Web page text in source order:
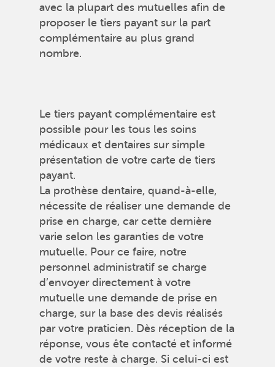
avec la plupart des mutuelles afin de
proposer le tiers payant sur la part
complémentaire au plus grand
nombre.
Le tiers payant complémentaire est
possible pour les tous les soins
médicaux et dentaires sur simple
présentation de votre carte de tiers
payant.
La prothèse dentaire, quand-à-elle,
nécessite de réaliser une demande de
prise en charge, car cette dernière
varie selon les garanties de votre
mutuelle. Pour ce faire, notre
personnel administratif se charge
d’envoyer directement à votre
mutuelle une demande de prise en
charge, sur la base des devis réalisés
par votre praticien. Dès réception de la
réponse, vous ête contacté et informé
de votre reste à charge. Si celui-ci est